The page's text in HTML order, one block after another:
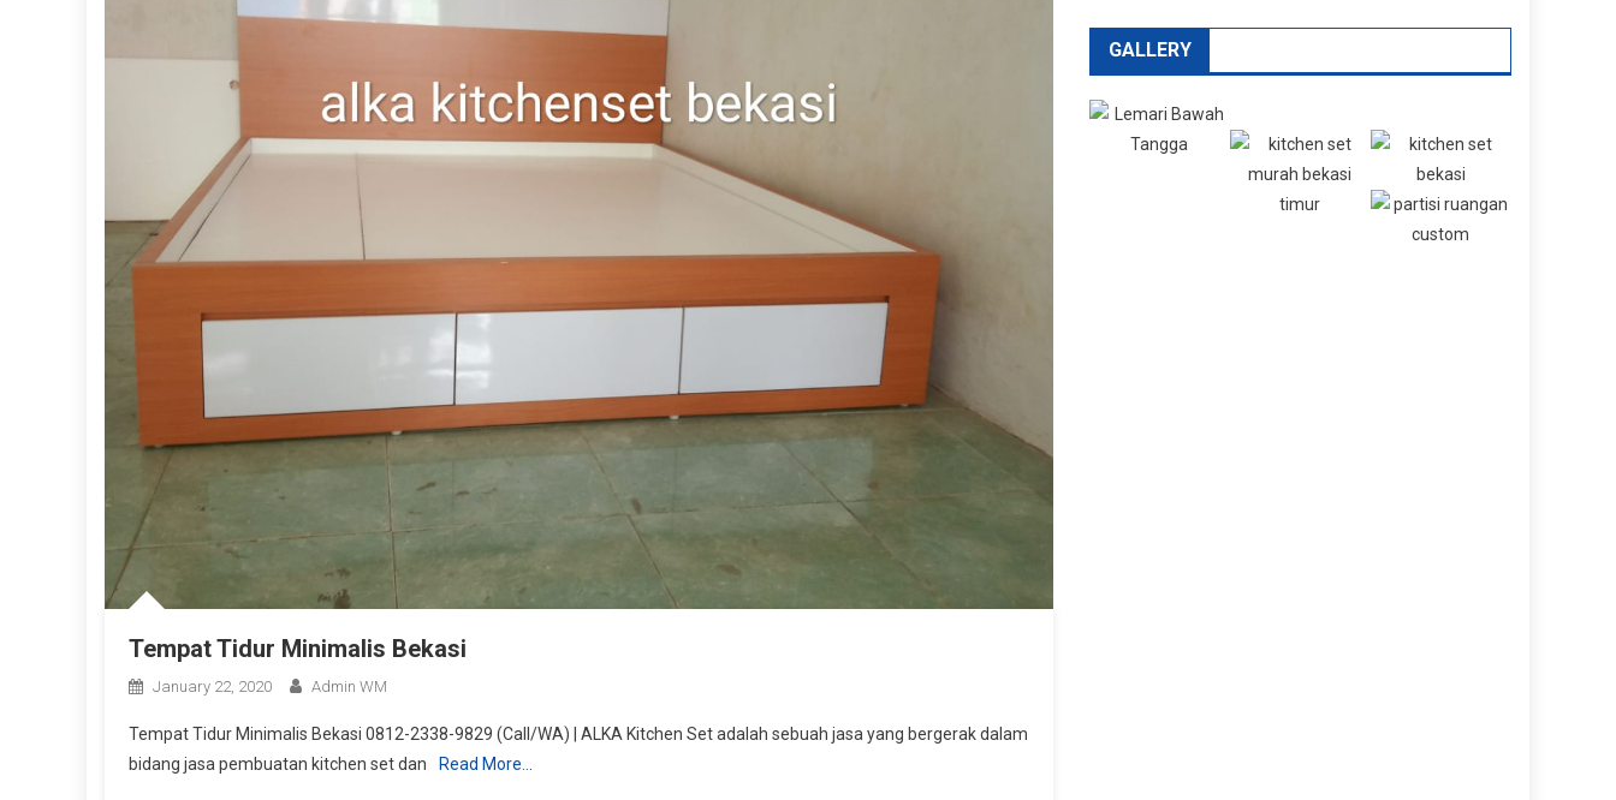
Tempat Tidur Minimalis Bekasi
January 22, 2020 Admin WM
Tempat Tidur Minimalis Bekasi 0812-2338-9829 (Call/WA) | ALKA Kitchen Set adalah sebuah jasa yang bergerak dalam
bidang jasa pembuatan kitchen set dan
Read More…
GALLERY